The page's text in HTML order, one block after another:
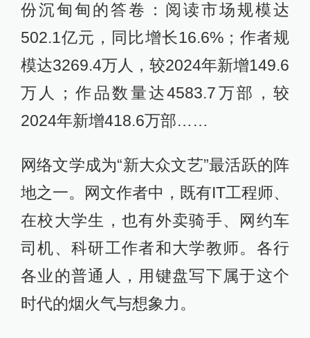
份沉甸甸的答卷：阅读市场规模达
502.1亿元，同比增长16.6%；作者规
模达3269.4万人，较2024年新增149.6
万人；作品数量达4583.7万部，较
2024年新增418.6万部……
网络文学成为“新大众文艺”最活跃的阵
地之一。网文作者中，既有IT工程师、
在校大学生，也有外卖骑手、网约车
司机、科研工作者和大学教师。各行
各业的普通人，用键盘写下属于这个
时代的烟火气与想象力。